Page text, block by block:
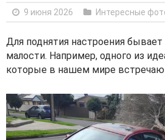
9 июня 2026 Интересные
Для поднятия настроения
малости. Например, одного из
которые в нашем мире